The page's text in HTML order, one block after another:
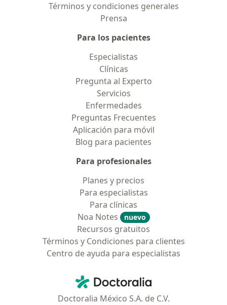
Términos y condiciones generales
Prensa
Para los pacientes
Especialistas
Clínicas
Pregunta al Experto
Servicios
Enfermedades
Preguntas Frecuentes
Aplicación para móvil
Blog para pacientes
Para profesionales
Planes y precios
Para especialistas
Para clínicas
Noa Notes
nuevo
Recursos gratuitos
Términos y Condiciones para clientes
Centro de ayuda para especialistas
Doctoralia - Página de inicio
Doctoralia México S.A. de C.V.